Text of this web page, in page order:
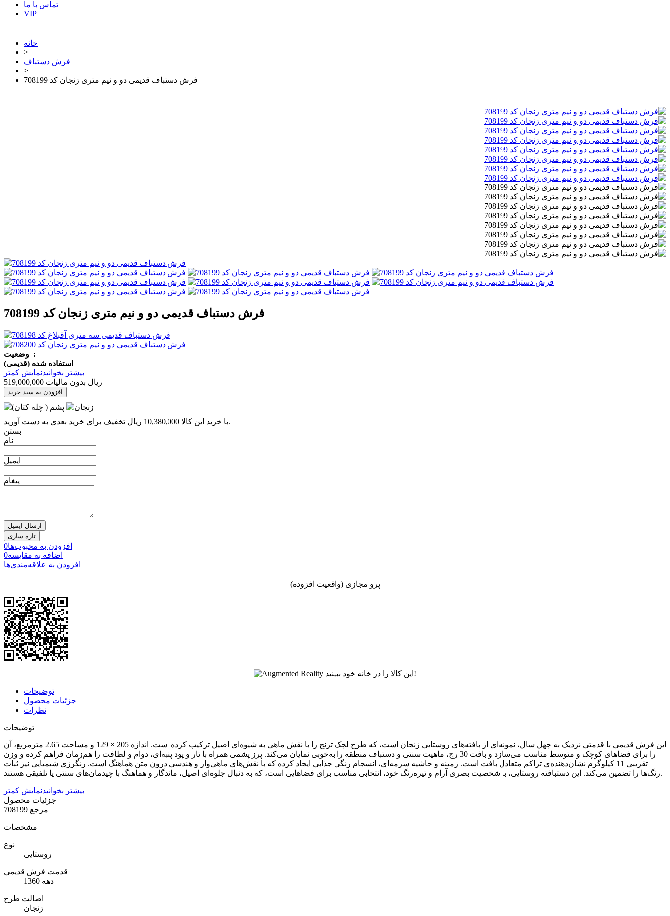
تماس با ما
VIP
خانه
>
فرش دستباف
>
فرش دستباف قدیمی دو و نیم متری زنجان کد 708199
فرش دستباف قدیمی دو و نیم متری زنجان کد 708199
:
استفاده شده (قدیمی)
بیشتر بخوانیدنمایش کمتر
519,000,000 ریال بدون مالیات
افزودن به سبد خرید
با خرید این کالا 10,380,000 ریال تخفیف برای خرید بعدی به دست آورید.
بستن
نام
ایمیل
پیغام
ارسال ایمیل
افزودن به محبوب‌ها0
اضافه به مقایسه0
افزودن به علاقه‌مندی‌ها
پرو مجازی (واقعیت افزوده)
این کالا را در خانه خود ببینید!
توضیحات
جزئیات محصول
نظرات
توضیحات
این فرش قدیمی با قدمتی نزدیک به چهل سال، نمونه‌ای از بافته‌های روستایی زنجان است، که طرح لچک‌ ترنج را با نقش ماهی به ‌شیوه‌ای اصیل ترکیب کرده است. اندازه 205 × 129 و مساحت 2.65 مترمربع، آن
را برای فضاهای کوچک و متوسط مناسب می‌سازد و بافت 30 رج، ماهیت سنتی و دستباف منطقه را به‌خوبی نمایان می‌کند. پرز پشمی همراه با تار و پود پنبه‌ای، دوام و لطافت را هم‌زمان فراهم کرده و وزن
تقریبی 11 کیلوگرم نشان‌دهنده‌ی تراکم متعادل بافت است. زمینه و حاشیه سرمه‌ای، انسجام رنگی جذابی ایجاد کرده که با نقش‌های ماهی‌وار و هندسی درون متن هماهنگ است. رنگرزی شیمیایی نیز ثبات
رنگ‌ها را تضمین می‌کند. این دستبافته روستایی، با شخصیت بصری آرام و تیره‌رنگ خود، انتخابی مناسب برای فضاهایی است، که به دنبال جلوه‌ای اصیل، ماندگار و هماهنگ با چیدمان‌های سنتی یا تلفیقی هستند.
بیشتر بخوانیدنمایش کمتر
جزئیات محصول
مرجع 708199
مشخصات
نوع
روستایی
قدمت فرش‌ قدیمی
دهه 1360
اصالت طرح
زنجان